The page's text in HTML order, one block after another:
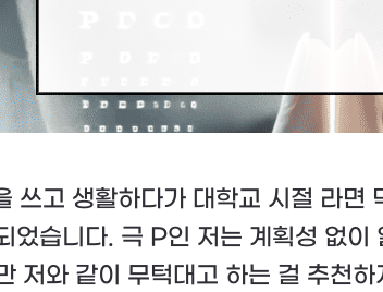
쓰고 생활하다가 대학교 시절 라면
었습니다. 극 P인 저는 계획성 없이
저와 같이 무턱대고 하는 걸 추천